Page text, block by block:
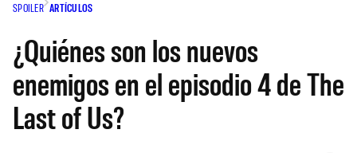
SPOILER ARTÍCULOS
¿Quiénes son los nuevos
enemigos en el episodio 4 de The
Last of Us?